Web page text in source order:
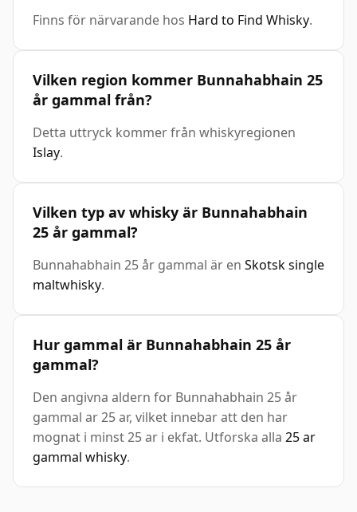
Finns för närvarande hos Hard to Find Whisky.
Vilken region kommer Bunnahabhain 25
år gammal från?
Detta uttryck kommer från whiskyregionen
Islay.
Vilken typ av whisky är Bunnahabhain
25 år gammal?
Bunnahabhain 25 år gammal är en Skotsk single
maltwhisky.
Hur gammal är Bunnahabhain 25 år
gammal?
Den angivna aldern for Bunnahabhain 25 år
gammal ar 25 ar, vilket innebar att den har
mognat i minst 25 ar i ekfat. Utforska alla 25 ar
gammal whisky.